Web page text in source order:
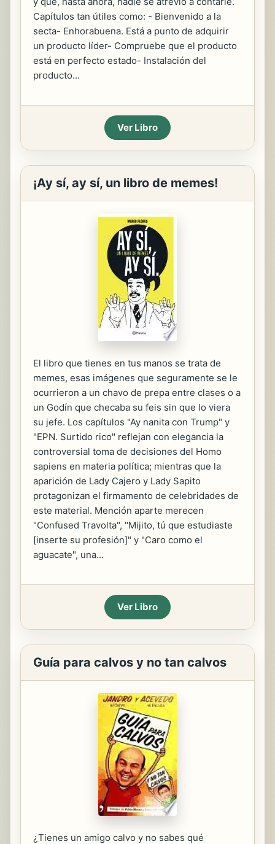
Capítulos tan útiles como: - Bienvenido a la
secta- Enhorabuena. Está a punto de adquirir
un producto líder- Compruebe que el producto
está en perfecto estado- Instalación del
producto...
Ver Libro
¡Ay sí, ay sí, un libro de memes!
El libro que tienes en tus manos se trata de
memes, esas imágenes que seguramente se le
ocurrieron a un chavo de prepa entre clases o a
un Godín que checaba su feis sin que lo viera
su jefe. Los capítulos "Ay nanita con Trump" y
"EPN. Surtido rico" reflejan con elegancia la
controversial toma de decisiones del Homo
sapiens en materia política; mientras que la
aparición de Lady Cajero y Lady Sapito
protagonizan el firmamento de celebridades de
este material. Mención aparte merecen
"Confused Travolta", "Mijito, tú que estudiaste
[inserte su profesión]" y "Caro como el
aguacate", una...
Ver Libro
Guía para calvos y no tan calvos
¿Tienes un amigo calvo y no sabes qué